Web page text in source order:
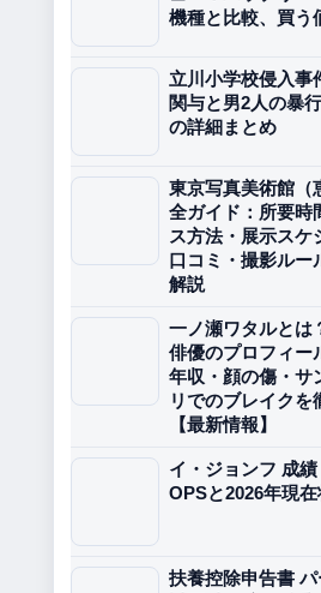
機種と比較、買う
立川小学校侵入事
関与と男2人の暴
の詳細まとめ
東京写真美術館（
全ガイド：所要時
ス方法・展示スケ
口コミ・撮影ルー
解説
一ノ瀬ワタルとは
俳優のプロフィー
年収・顔の傷・サ
リでのブレイクを
【最新情報】
イ・ジョンフ 成
OPSと2026年現
扶養控除申告書